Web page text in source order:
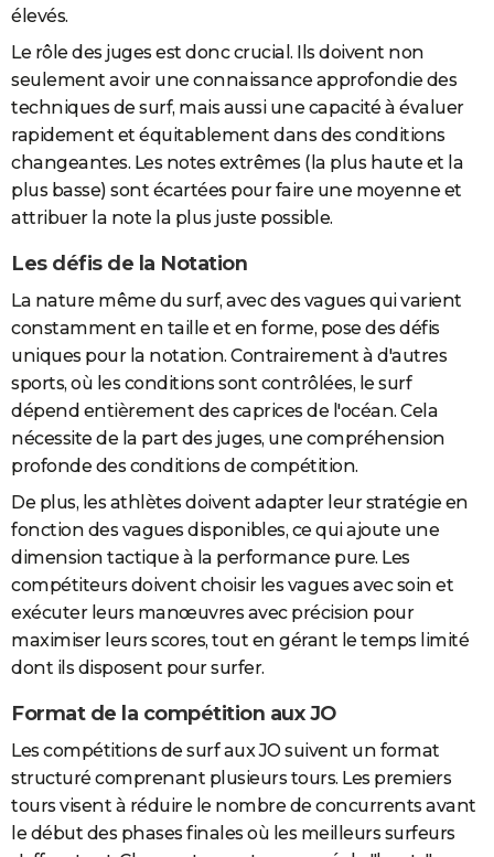
élevés.
Le rôle des juges est donc crucial. Ils doivent non
seulement avoir une connaissance approfondie des
techniques de surf, mais aussi une capacité à évaluer
rapidement et équitablement dans des conditions
changeantes. Les notes extrêmes (la plus haute et la
plus basse) sont écartées pour faire une moyenne et
attribuer la note la plus juste possible.
Les défis de la Notation
La nature même du surf, avec des vagues qui varient
constamment en taille et en forme, pose des défis
uniques pour la notation. Contrairement à d'autres
sports, où les conditions sont contrôlées, le surf
dépend entièrement des caprices de l'océan. Cela
nécessite de la part des juges, une compréhension
profonde des conditions de compétition.
De plus, les athlètes doivent adapter leur stratégie en
fonction des vagues disponibles, ce qui ajoute une
dimension tactique à la performance pure. Les
compétiteurs doivent choisir les vagues avec soin et
exécuter leurs manœuvres avec précision pour
maximiser leurs scores, tout en gérant le temps limité
dont ils disposent pour surfer.
Format de la compétition aux JO
Les compétitions de surf aux JO suivent un format
structuré comprenant plusieurs tours. Les premiers
tours visent à réduire le nombre de concurrents avant
le début des phases finales où les meilleurs surfeurs